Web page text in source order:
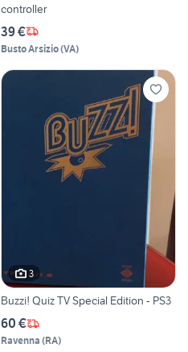
controller
39 €
Busto Arsizio(VA)
3
Buzzi! Quiz TV Special Edition - PS3
60 €
Ravenna (RA)